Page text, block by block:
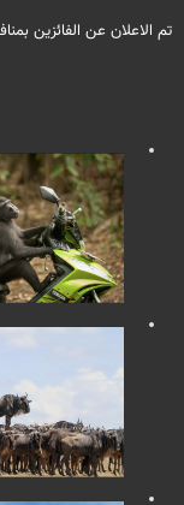
تم الاعلان عن الفائزين